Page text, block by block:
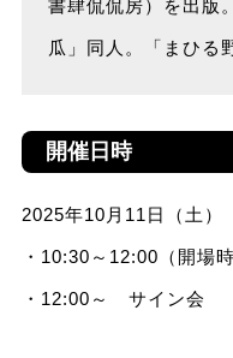
書肆侃侃房）を出版
瓜」同人。「まひる
開催日時
2025年10月11日（土）
・10:30～12:00（開場
・12:00～ サイン会